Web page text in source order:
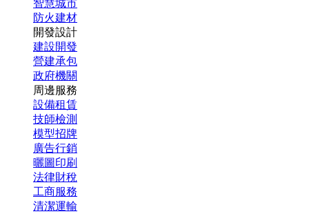
智慧城市
防火建材
開發設計
建設開發
營建承包
政府機關
周邊服務
設備租賃
技師檢測
模型招牌
廣告行銷
曬圖印刷
法律財稅
工商服務
清潔運輸